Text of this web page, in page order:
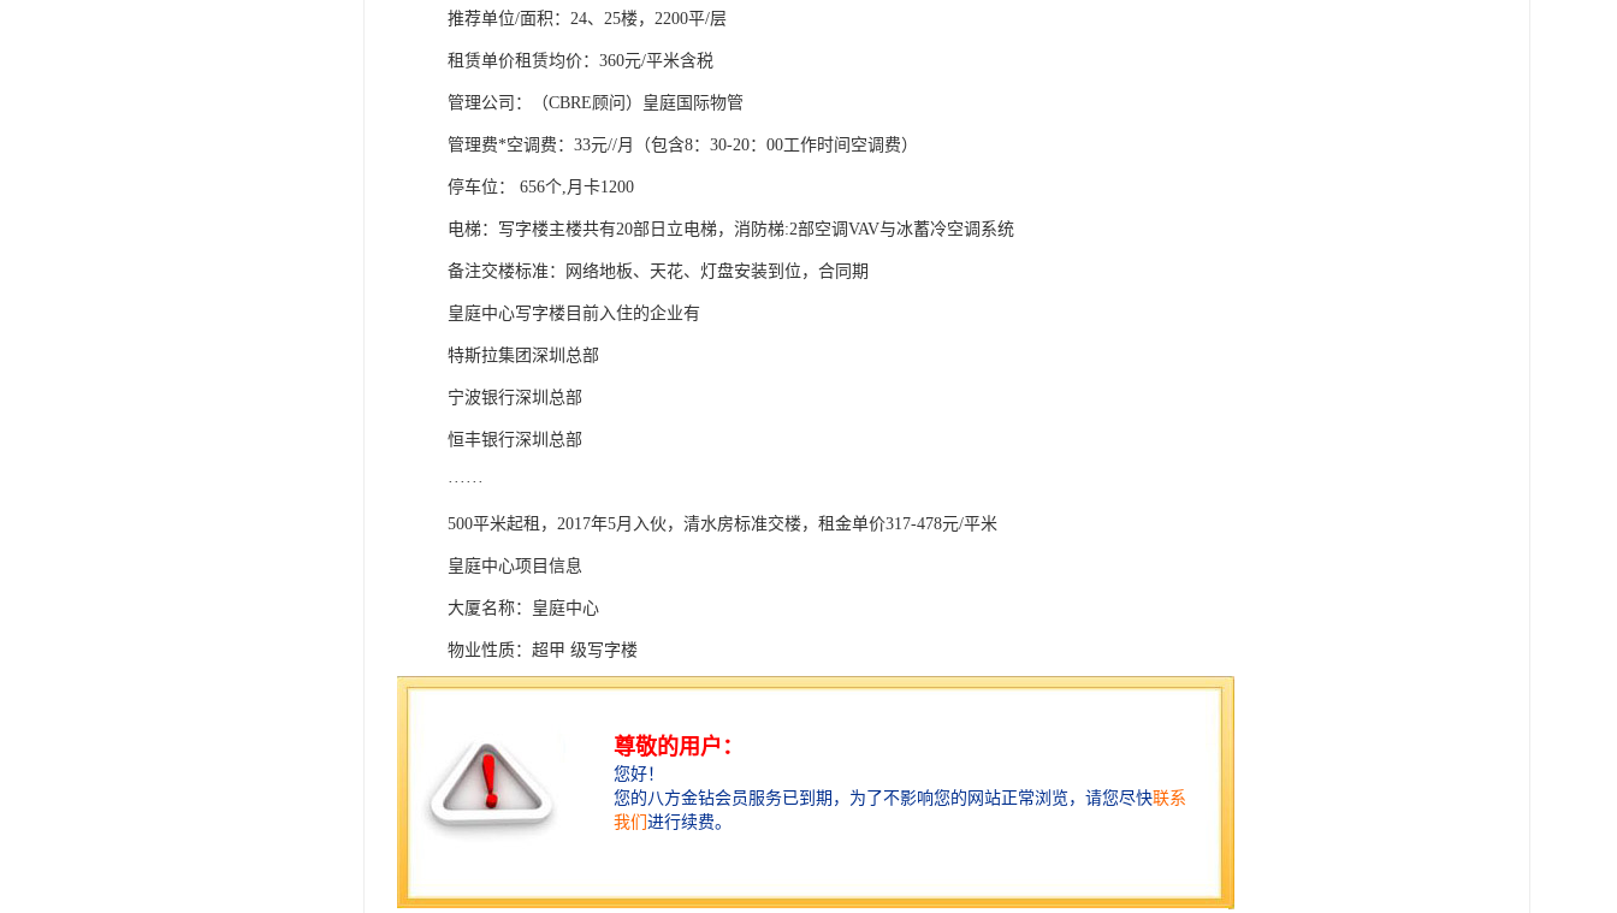
推荐单位/面积：24、25楼，2200平/层
租赁单价租赁均价：360元/平米含税
管理公司：（CBRE顾问）皇庭国际物管
管理费*空调费：33元//月（包含8：30-20：00工作时间空调费）
停车位： 656个,月卡1200
电梯：写字楼主楼共有20部日立电梯，消防梯:2部空调VAV与冰蓄冷空调系统
备注交楼标准：网络地板、天花、灯盘安装到位，合同期
皇庭中心写字楼目前入住的企业有
特斯拉集团深圳总部
宁波银行深圳总部
恒丰银行深圳总部
······
500平米起租，2017年5月入伙，清水房标准交楼，租金单价317-478元/平米
皇庭中心项目信息
大厦名称：皇庭中心
物业性质：超甲 级写字楼
物业级别：
所属商圈：福田中心区CBD
使用率：约68%
层高：4.3-4.5米
停车位：656个